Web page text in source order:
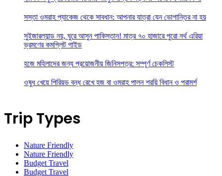
সস্তা ওমরাহ প্যাকেজ থেকে সাবধান: আপনার যাত্রা যেন ভোগান্তির না হয়
সুইজারল্যান্ড নয়, ঘুরে আসুন পাকিস্তান! মাত্র ৭০ হাজারে পুরো নর্থ এরিয়া
ভ্রমণের কমপ্লিট গাইড
হজে মহিলাদের জন্য প্রয়োজনীয় জিনিসপত্র: সম্পূর্ণ চেকলিস্ট
ওষুধ খেয়ে পিরিয়ড বন্ধ রেখে হজ বা ওমরাহ পালন শরয়ি বিধান ও পরামর্শ
Trip Types
Nature Friendly
Nature Friendly
Budget Travel
Budget Travel